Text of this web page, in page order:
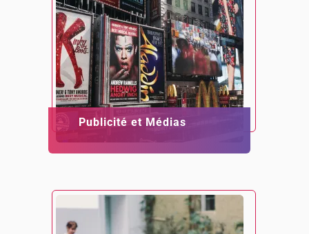
Publicité et Médias